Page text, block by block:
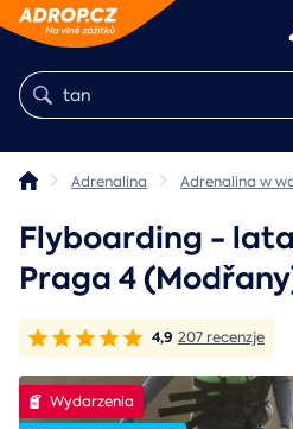
Adrenalina Adrenalina w
Flyboarding -
Praga 4
4,9 207 recenzje
Wydarzenia